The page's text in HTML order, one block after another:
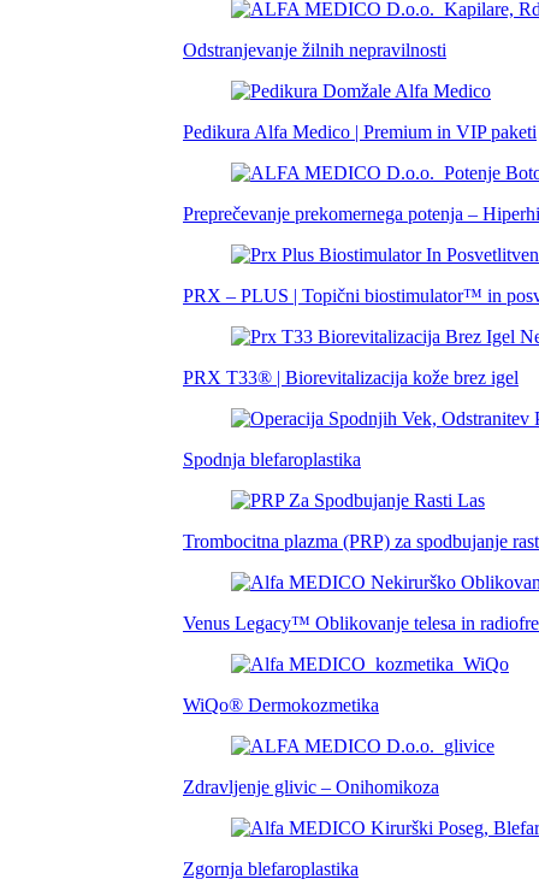
Odstranjevanje žilnih nepravilnosti
Pedikura Alfa Medico | Premium in VIP paketi
Preprečevanje prekomernega potenja –
PRX – PLUS | Topični biostimulator™ in
PRX T33® | Biorevitalizacija kože brez igel
Spodnja blefaroplastika
Trombocitna plazma (PRP) za spodbujanje
Venus Legacy™ Oblikovanje telesa in
WiQo® Dermokozmetika
Zdravljenje glivic – Onihomikoza
Zgornja blefaroplastika